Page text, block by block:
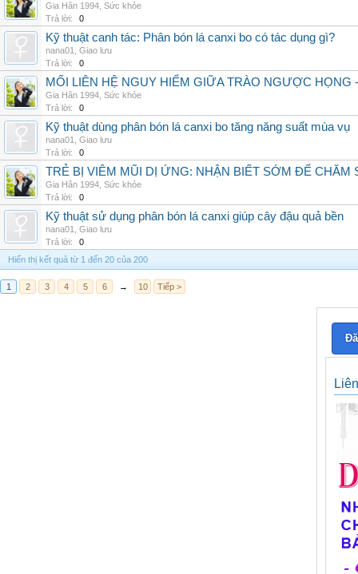
Gia Hân 1994 Sức khỏe
Trả lời:
0
Kỹ thuật canh tác: Phân bón lá canxi bo có tác dụng gì?
nana01
Giao lưu
Trả lời:
0
MỐI LIÊN HỆ NGUY HIỂM GIỮA TRÀO NGƯỢC
Gia Hân 1994 Sức khỏe
Trả lời:
0
Kỹ thuật dùng phân bón lá canxi bo tăng năng suất mùa vụ
nana01
Giao lưu
Trả lời:
0
TRẺ BỊ VIÊM MŨI DỊ ỨNG: NHẬN BIẾT SỚM ĐỂ CHĂM
Gia Hân 1994 Sức khỏe
Trả lời:
0
Kỹ thuật sử dụng phân bón lá canxi giúp cây đậu quả bền
nana01
Giao lưu
Trả lời:
0
Hiển thị kết quả từ 1 đến 20 của 200
1 2 3 4 5 6 → 10 Tiếp >